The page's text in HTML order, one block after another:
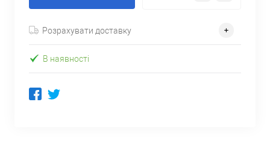
Розрахувати доставку
В наявності